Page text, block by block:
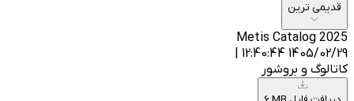
قدیمی ترین
Metis Catalog 2025
1405/02/29 12:40:44 |
کاتالوگ و بروشور